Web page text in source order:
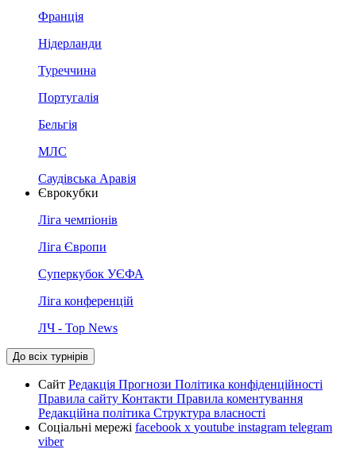
Франція
Нідерланди
Туреччина
Португалія
Бельгія
МЛС
Саудівська Аравія
Єврокубки
Ліга чемпіонів
Ліга Європи
Суперкубок УЄФА
Ліга конференцій
ЛЧ - Top News
До всіх турнірів
Сайт Редакція Прогнози Політика конфіденційності
Правила сайту Контакти Правила коментування
Редакційна політика Структура власності
Соціальні мережі facebook x youtube instagram telegram
viber